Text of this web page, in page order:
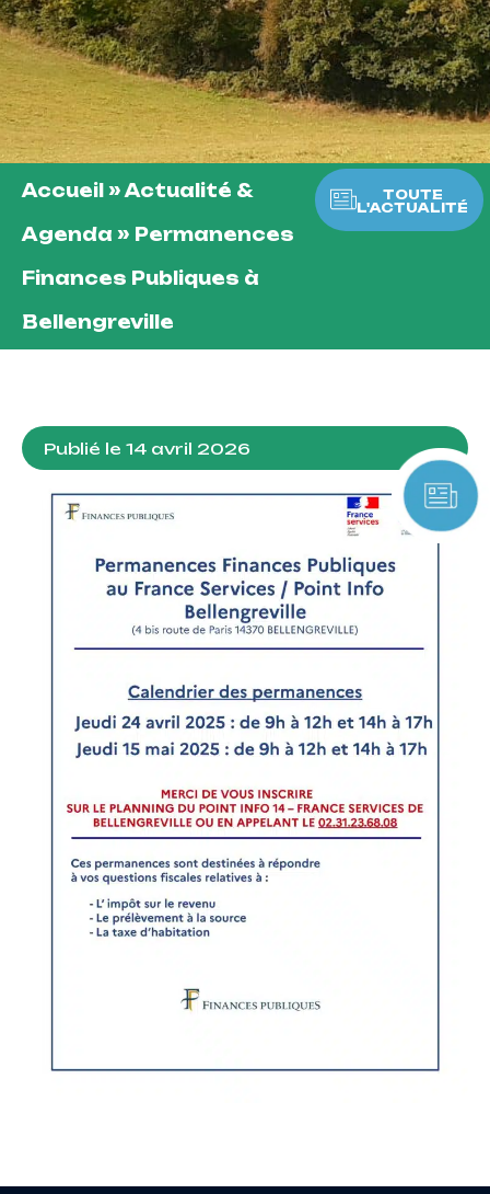
Accueil » Actualité &
Agenda » Permanences
Finances Publiques à
Bellengreville
TOUTE
L'ACTUALITÉ
Publié le 14 avril 2026